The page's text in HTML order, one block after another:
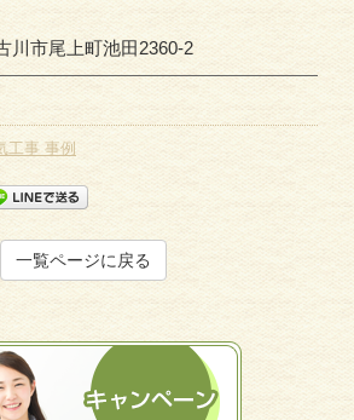
川市尾上町池田2360-2
工事 事例
一覧ページに戻る